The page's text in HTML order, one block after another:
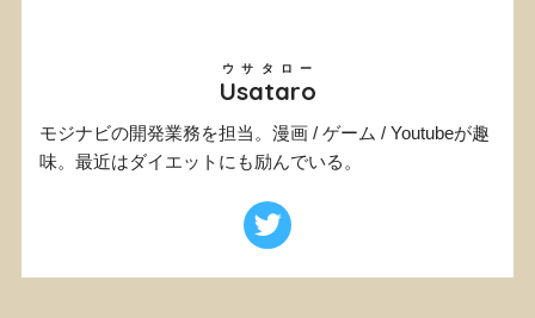
Usataro
ウサタロー
モジナビの開発業務を担当。漫画 / ゲーム / Youtubeが趣
味。最近はダイエットにも励んでいる。